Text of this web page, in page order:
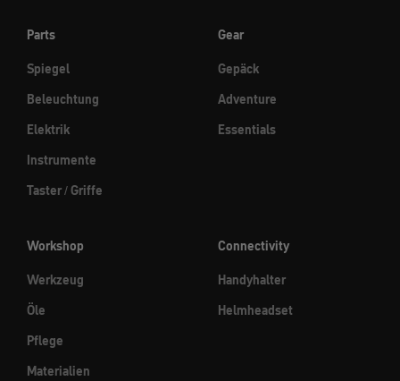
Parts
Spiegel
Beleuchtung
Elektrik
Instrumente
Taster / Griffe
Gear
Gepäck
Adventure
Essentials
Workshop
Werkzeug
Öle
Pflege
Materialien
Connectivity
Handyhalter
Helmheadset